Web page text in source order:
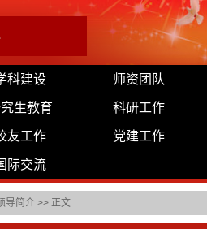
科建设 师资团队
生教育 科研工作
友工作 党建工作
际交流
导简介 >> 正文